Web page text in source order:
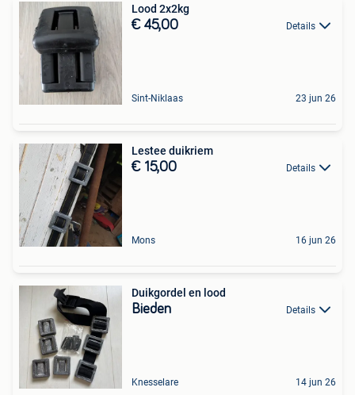
Lood 2x2kg
€ 45,00 Details
Sint-Niklaas 23 jun 26
Lestee duikriem
€ 15,00 Details
Mons 16 jun 26
Duikgordel en lood
Bieden Details
Knesselare 14 jun 26